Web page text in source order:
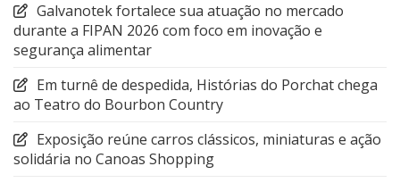
Galvanotek fortalece sua atuação no mercado
durante a FIPAN 2026 com foco em inovação e
segurança alimentar
Em turnê de despedida, Histórias do Porchat chega
ao Teatro do Bourbon Country
Exposição reúne carros clássicos, miniaturas e ação
solidária no Canoas Shopping